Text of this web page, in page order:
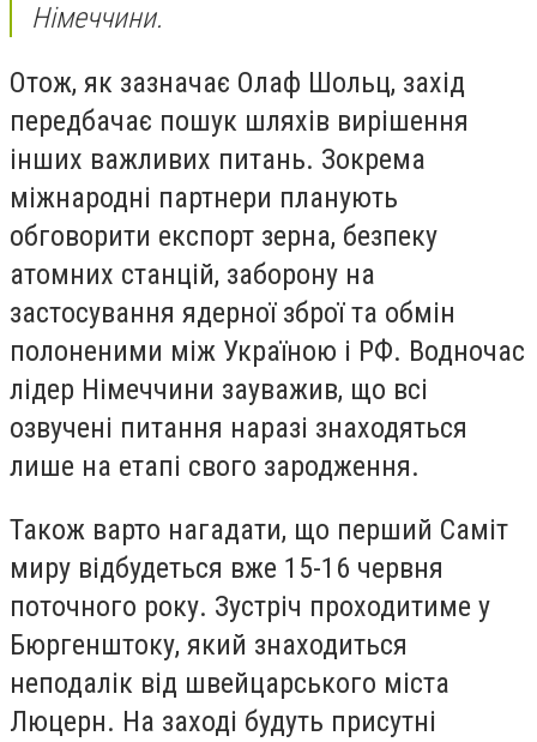
Німеччини.
Отож, як зазначає Олаф Шольц, захід
передбачає пошук шляхів вирішення
інших важливих питань. Зокрема
міжнародні партнери планують
обговорити експорт зерна, безпеку
атомних станцій, заборону на
застосування ядерної зброї та обмін
полоненими між Україною і РФ. Водночас
лідер Німеччини зауважив, що всі
озвучені питання наразі знаходяться
лише на етапі свого зародження.
Також варто нагадати, що перший Саміт
миру відбудеться вже 15-16 червня
поточного року. Зустріч проходитиме у
Бюргенштоку, який знаходиться
неподалік від швейцарського міста
Люцерн. На заході будуть присутні